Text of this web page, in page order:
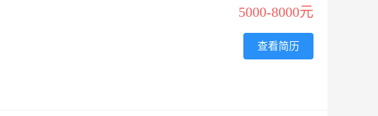
5000-8000元
查看简历